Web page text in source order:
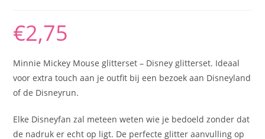
€2,75
Minnie Mickey Mouse glitterset – Disney glitterset. Ideaal
voor extra touch aan je outfit bij een bezoek aan Disneyland
of de Disneyrun.
Elke Disneyfan zal meteen weten wie je bedoeld zonder dat
de nadruk er echt op ligt. De perfecte glitter aanvulling op